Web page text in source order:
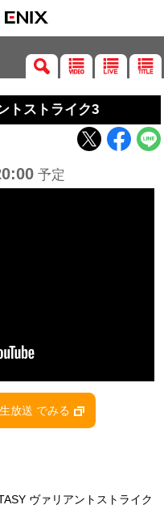
ニュー
トストライク3
予定
放送 でみる
ヴァリアントストライク